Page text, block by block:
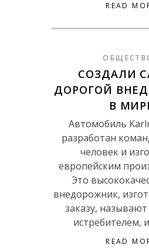
READ
СОЗДАЛИ
ДОРОГОЙ
В
Автомобиль
разработан
человек и
европейским
Это
внедорожник,
заказу,
истребителем,
READ